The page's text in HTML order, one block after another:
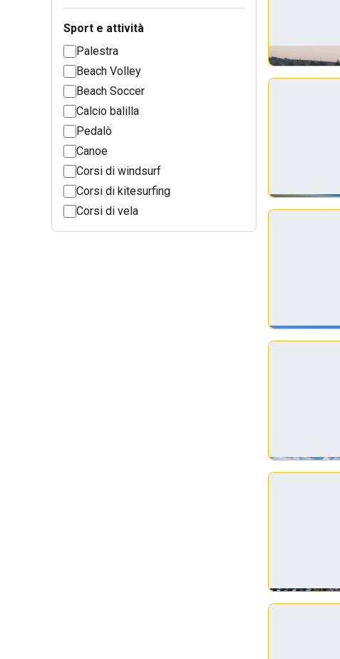
Sport e attività
Palestra
Beach Volley
Beach Soccer
Calcio balilla
Pedalò
Canoe
Corsi di windsurf
Corsi di kitesurfing
Corsi di vela